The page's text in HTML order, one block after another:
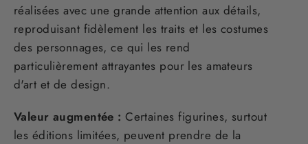
réalisées avec une grande attention aux détails,
reproduisant fidèlement les traits et les costumes
des personnages, ce qui les rend
particulièrement attrayantes pour les amateurs
d'art et de design.
Valeur augmentée : Certaines figurines, surtout
les éditions limitées, peuvent prendre de la